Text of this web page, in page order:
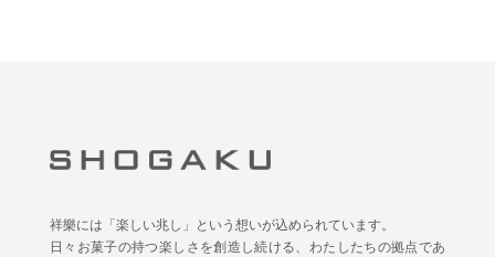
祥樂には「楽しい兆し」という想いが込められています。
日々お菓子の持つ楽しさを創造し続ける、わたしたちの拠点であ